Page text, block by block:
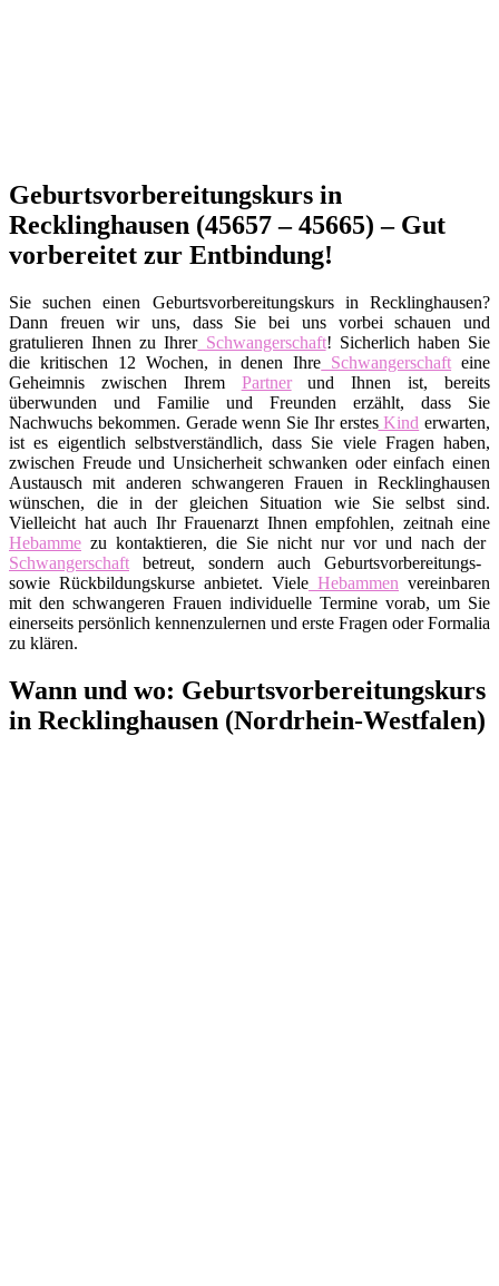
Geburtsvorbereitungskurs in
Recklinghausen (45657 – 45665) – Gut
vorbereitet zur Entbindung!
Sie suchen einen Geburtsvorbereitungskurs in Recklinghausen?
Dann freuen wir uns, dass Sie bei uns vorbei schauen und
gratulieren Ihnen zu IhrerSchwangerschaft! Sicherlich haben Sie
die kritischen 12 Wochen, in denen Ihre Schwangerschaft eine
Geheimnis zwischen Ihrem Partnerund Ihnen ist, bereits
überwunden und Familie und Freunden erzählt, dass Sie
Nachwuchs bekommen. Gerade wenn Sie Ihr erstesKind erwarten,
ist es eigentlich selbstverständlich, dass Sie viele Fragen haben,
zwischen Freude und Unsicherheit schwanken oder einfach einen
Austausch mit anderen schwangeren Frauen in Recklinghausen
wünschen, die in der gleichen Situation wie Sie selbst sind.
Vielleicht hat auch Ihr Frauenarzt Ihnen empfohlen, zeitnah eine
Hebamme zu kontaktieren, die Sie nicht nur vor und nach der
Schwangerschaft betreut, sondern auch Geburtsvorbereitungs-
sowie Rückbildungskurse anbietet. Viele Hebammen vereinbaren
mit den schwangeren Frauen individuelle Termine vorab, um Sie
einerseits persönlich kennenzulernen und erste Fragen oder Formalia
zu klären.
Wann und wo: Geburtsvorbereitungskurs
in Recklinghausen (Nordrhein-Westfalen)